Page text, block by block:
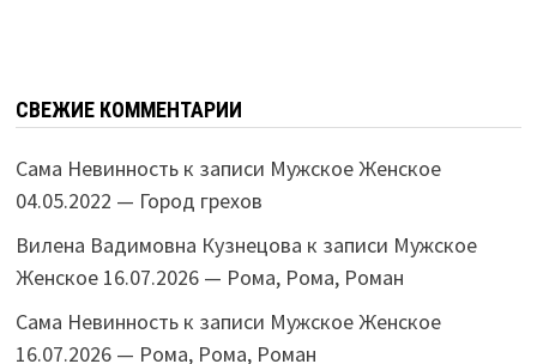
СВЕЖИЕ КОММЕНТАРИИ
Сама Невинностьк записи Мужское Женское
04.05.2022 — Город грехов
Вилена Вадимовна Кузнецова к записи Мужское
Женское 16.07.2026 — Рома, Рома, Роман
Сама Невинностьк записи Мужское Женское
16.07.2026 — Рома, Рома, Роман